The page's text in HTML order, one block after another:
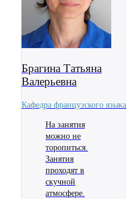
Брагина Татьяна
Валерьевна
Кафедра французского языка
На занятия
можно не
торопиться.
Занятия
проходят в
скучной
атмосфере.